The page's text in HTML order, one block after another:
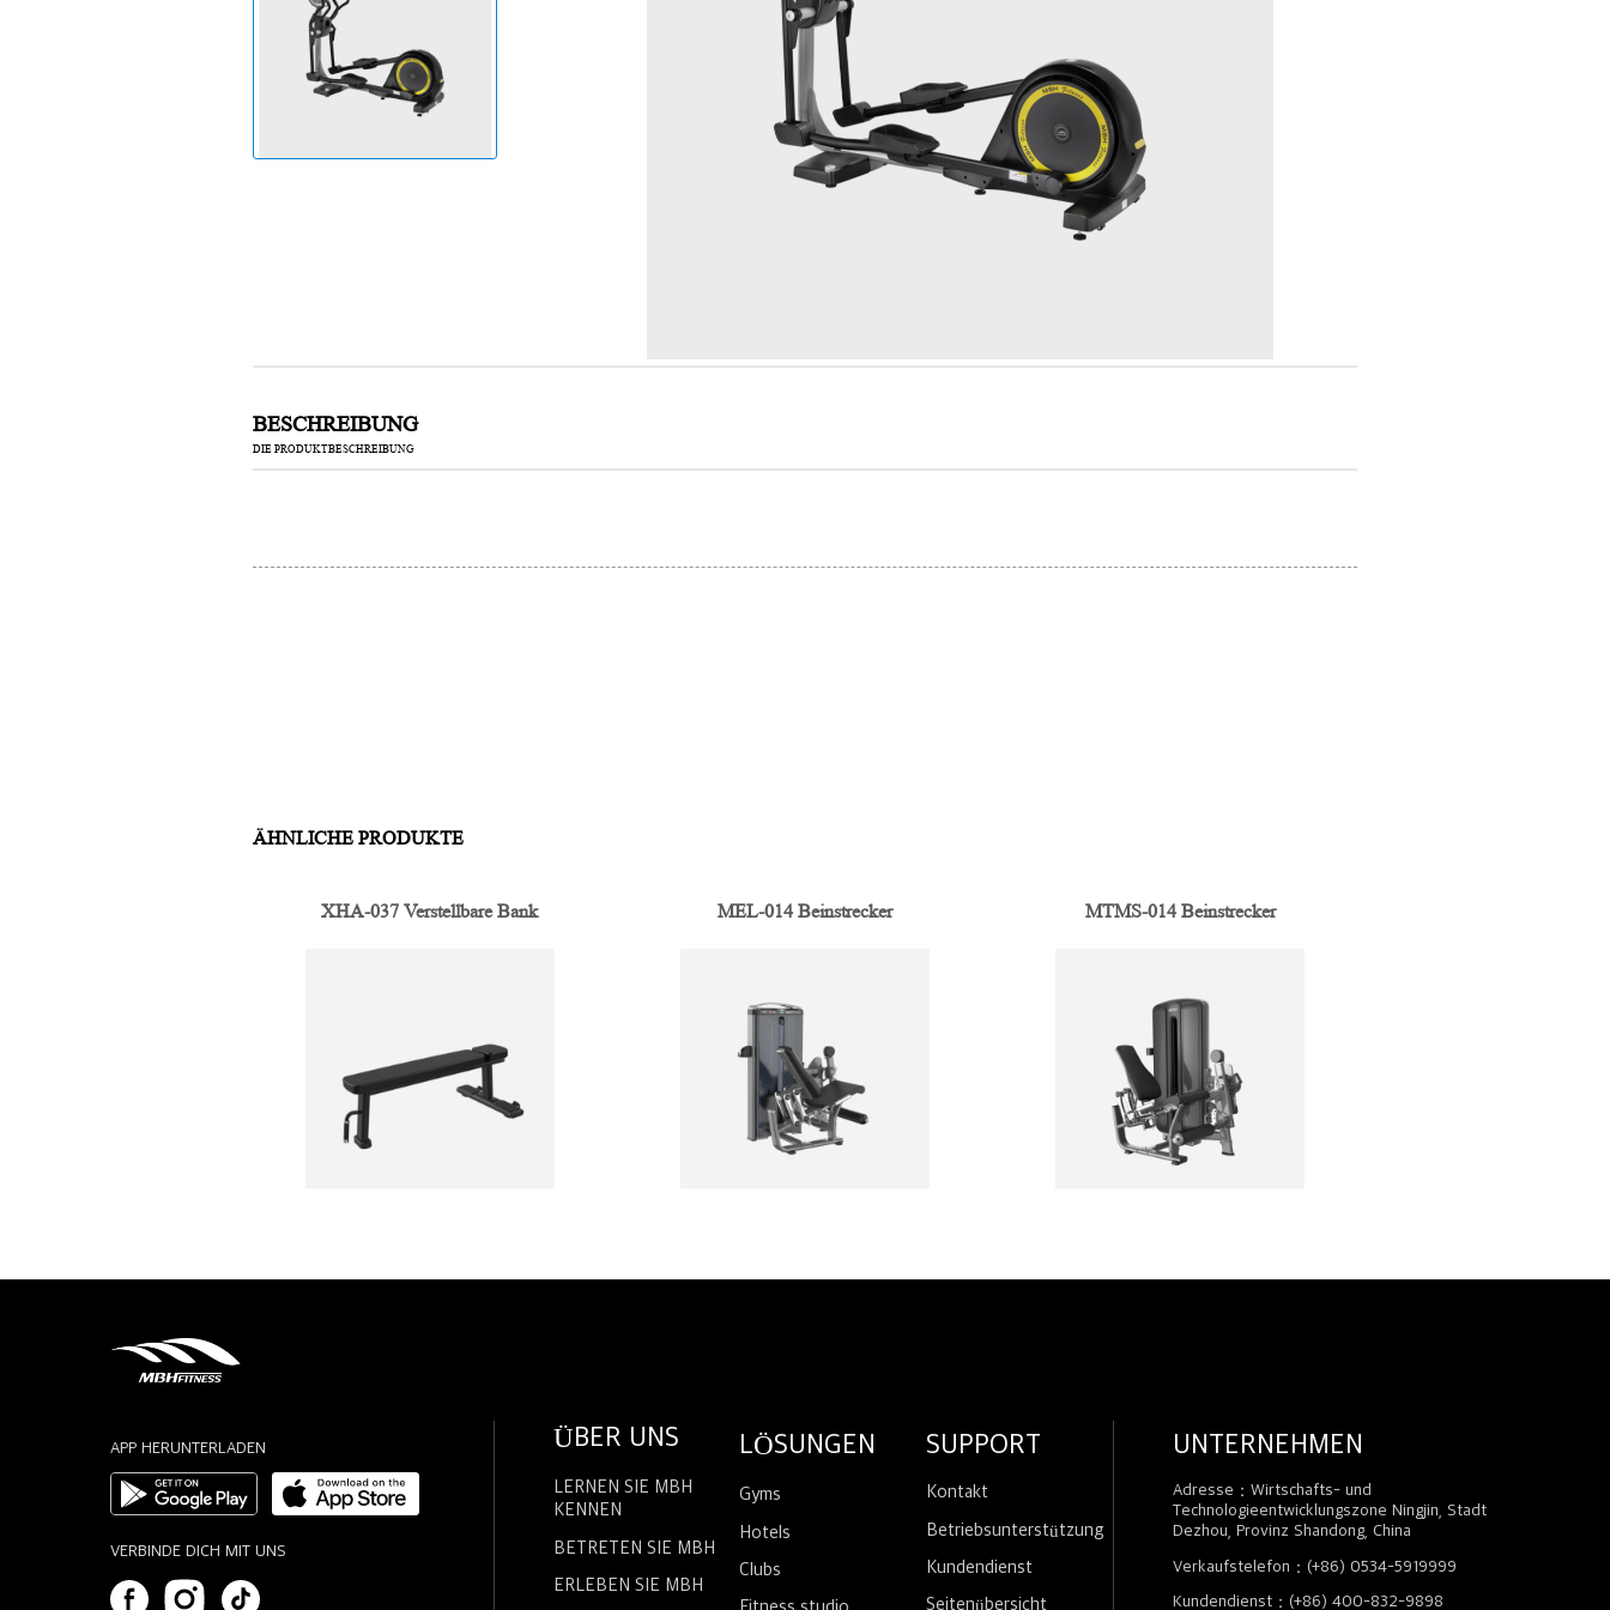
AMV Serie
BESCHREIBUNG
DIE PRODUKTBESCHREIBUNG
ÄHNLICHE PRODUKTE
XHA-037 Verstellbare Bank MEL-014 Beinstrecker MTMS-014 Beinstrecker
APP HERUNTERLADEN
VERBINDE DICH MIT UNS
ÜBER UNS
LERNEN SIE MBH
KENNEN
BETRETEN SIE MBH
ERLEBEN SIE MBH
LÖSUNGEN
Gyms
Hotels
Clubs
SUPPORT
Kontakt
Betriebsunterstützung
Kundendienst
Seitenübersicht
UNTERNEHMEN
Adresse：Wirtschafts- und
Technologieentwicklungszone Ningjin, Stadt
Dezhou, Provinz Shandong, China
Verkaufstelefon：(+86) 0534-5919999
Kundendienst：(+86) 400-832-9898